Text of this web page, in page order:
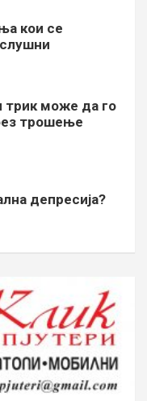
кои се
трик може да го
трошење
депресија?